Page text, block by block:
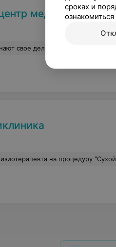
детей с психоневрологическими заболеваниями
трёх дней занятий ребенок встал на
и сложилось впечатление "в принципе" об этой поликлинике. Такие молодые кадры, а уже полны ненависти к пациентам. Представляю сколько злости она накопит к своей пенсии? И вообще - надо осознавать, что в поликлинику люди обращаются вряд-ли от большого здоровья...
сроках и